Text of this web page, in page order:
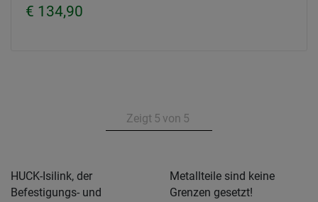
€ 134,90
Zeigt 5 von 5
HUCK-Isilink, der
Befestigungs- und
Metallteile sind keine
Grenzen gesetzt!